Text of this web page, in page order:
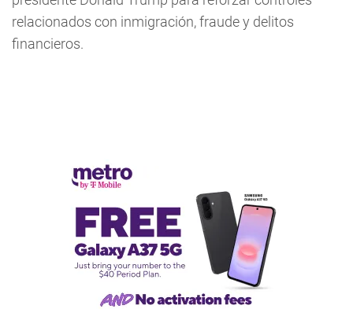
relacionados con inmigración, fraude y delitos
financieros.